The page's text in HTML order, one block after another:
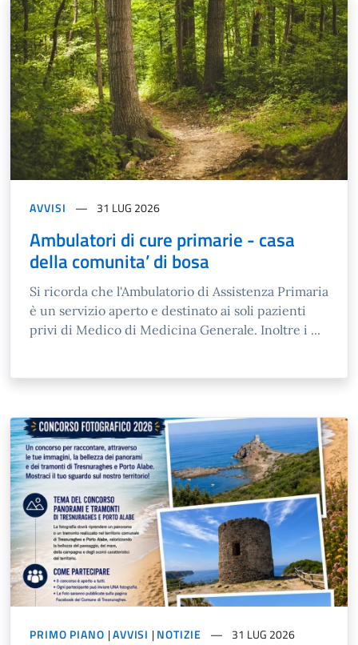
AVVISI 31 LUG 2026
Ambulatori di cure primarie - casa
della comunita’ di bosa
Si ricorda che l'Ambulatorio di Assistenza Primaria
è un servizio aperto e destinato ai soli pazienti
privi di Medico di Medicina Generale. Inoltre i ...
PRIMO PIANO |AVVISI |NOTIZIE 31 LUG 2026